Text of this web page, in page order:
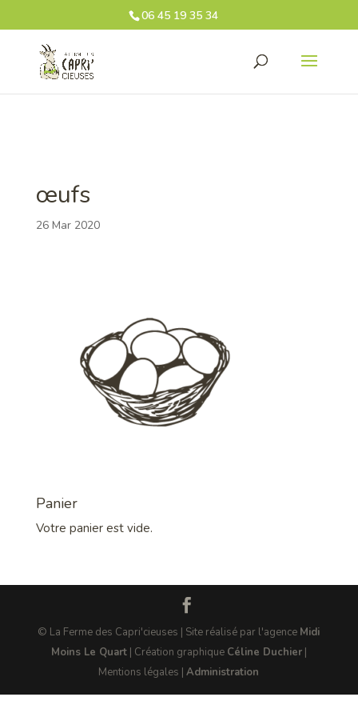
06 45 19 35 34‬
œufs
26 Mar 2020
Panier
Votre panier est vide.
© La Ferme des Capri'cieuses | Site réalisé par l'agence Midi
Moins Le Quart| Création graphique Céline Duchier|
Mentions légales |Administration